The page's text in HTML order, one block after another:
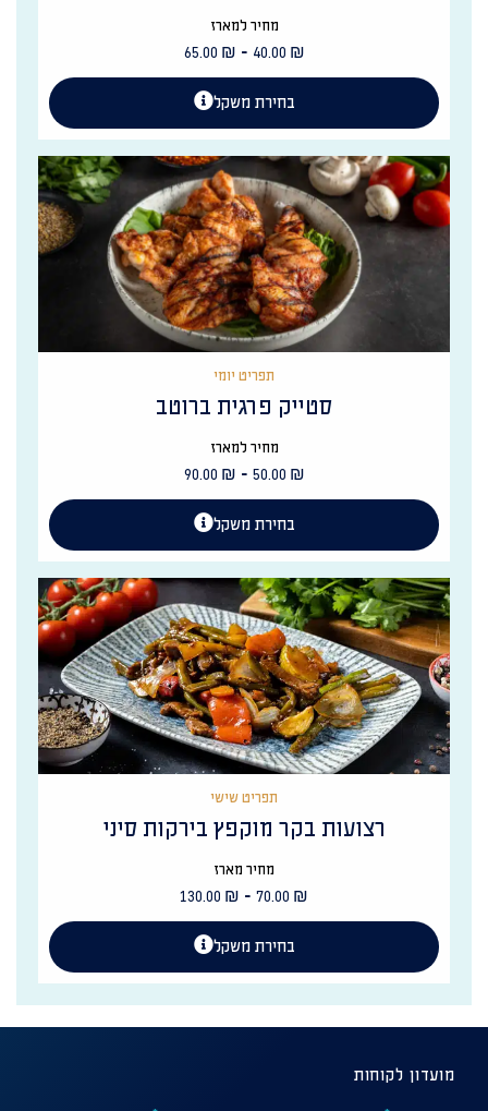
מחיר למארז
40.00 ₪
-
65.00 ₪
בחירת משקל
תפריט יומי
סטייק פרגית ברוטב
מחיר למארז
50.00 ₪
-
90.00 ₪
בחירת משקל
תפריט שישי
רצועות בקר מוקפץ בירקות סיני
מחיר מארז
70.00 ₪
-
130.00 ₪
בחירת משקל
מועדון לקוחות